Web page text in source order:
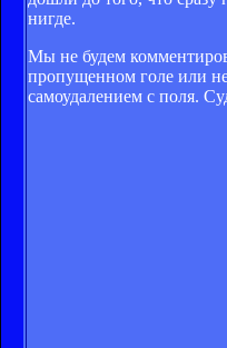
нигде.
Мы не будем
пропущенном голе или
самоудалением с поля.